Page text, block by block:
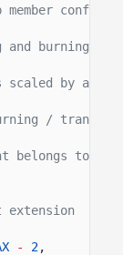
burning of
scaled by a
/
to a
- 2,